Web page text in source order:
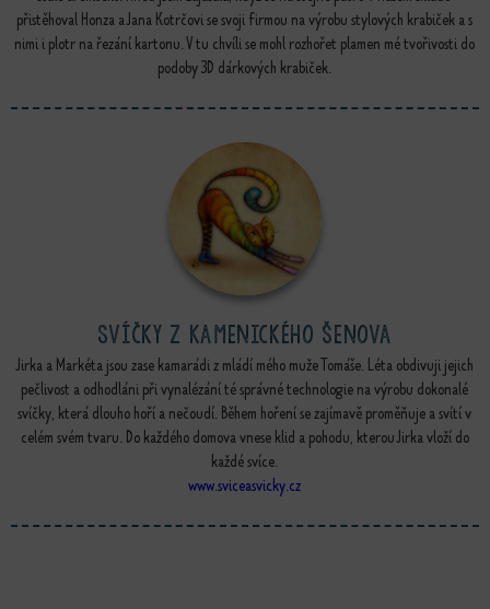
přistěhoval Honza a Jana Kotrčovi se svoji firmou na výrobu stylových krabiček a s
nimi i plotr na řezání kartonu. V tu chvíli se mohl rozhořet plamen mé tvořivosti do
podoby 3D dárkových krabiček.
Svíčky z Kamenického šenova
Jirka a Markéta jsou zase kamarádi z mládí mého muže Tomáše. Léta obdivuji jejich
pečlivost a odhodláni při vynalézání té správné technologie na výrobu dokonalé
svíčky, která dlouho hoří a nečoudí. Během hoření se zajímavě proměňuje a svítí v
celém svém tvaru. Do každého domova vnese klid a pohodu, kterou Jirka vloží do
každé svíce.
www.sviceasvicky.cz